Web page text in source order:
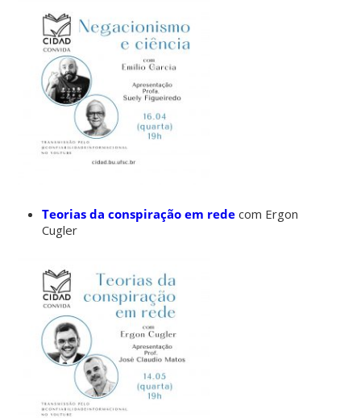
Teorias da conspiração em rede com Ergon
Cugler